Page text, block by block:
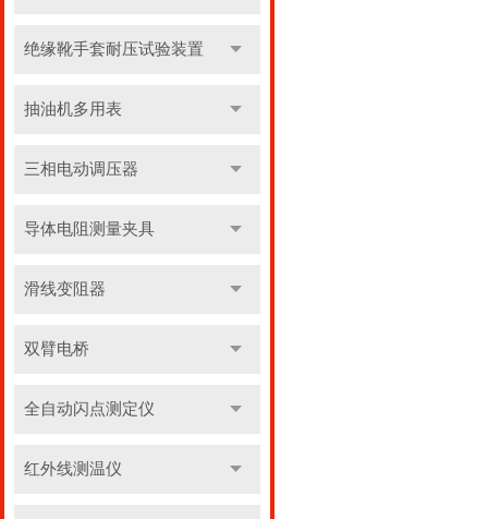
绝缘靴手套耐压试验装置
抽油机多用表
三相电动调压器
导体电阻测量夹具
滑线变阻器
双臂电桥
全自动闪点测定仪
红外线测温仪